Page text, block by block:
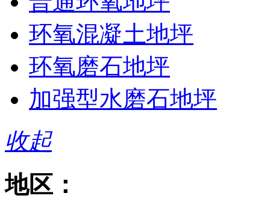
环氧混凝土地坪
环氧磨石地坪
加强型水磨石地坪
收起
地区：